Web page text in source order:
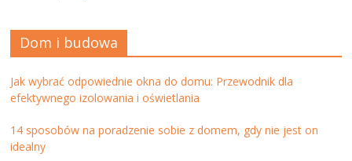
Dom i budowa
Jak wybrać odpowiednie okna do domu: Przewodnik dla
efektywnego izolowania i oświetlania
14 sposobów na poradzenie sobie z domem, gdy nie jest on
idealny